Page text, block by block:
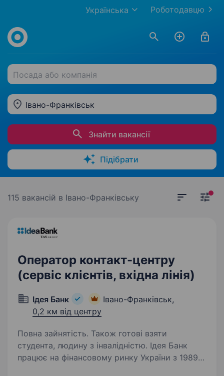
Роботодавцю
Українська
Посада або компанія
Івано-Франківськ
Знайти вакансії
Підібрати
115 вакансій в Івано-Франківську
Оператор контакт-центру
(сервіс клієнтів, вхідна лінія)
Ідея Банк
Івано-Франківськ,
0,2 км від центру
Повна зайнятість. Також готові взяти
студента, людину з інвалідністю. Ідея Банк
працює на фінансовому ринку України з 1989